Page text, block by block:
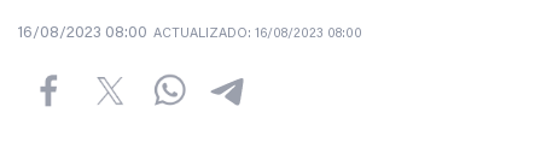
16/08/2023 08:00 ACTUALIZADO: 16/08/2023 08:00